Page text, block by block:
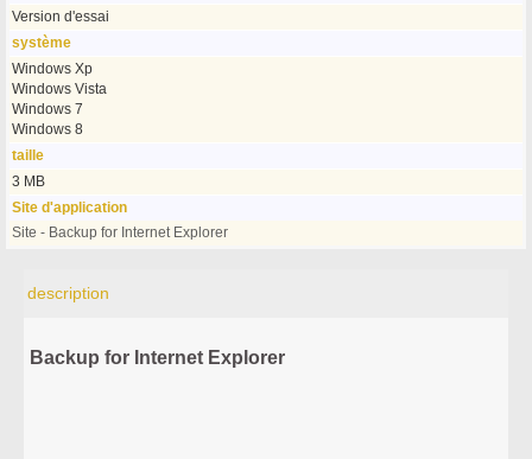
Version d'essai
système
Windows Xp
Windows Vista
Windows 7
Windows 8
taille
3 MB
Site d'application
Site - Backup for Internet Explorer
description
Backup for Internet Explorer